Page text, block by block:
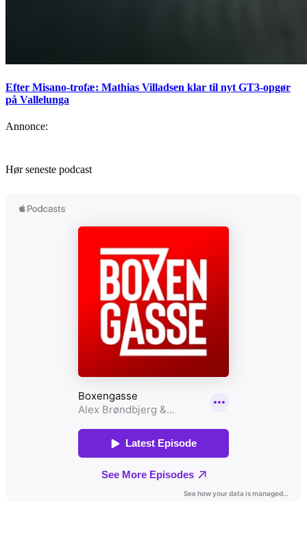
Efter Misano-trofæ: Mathias Villadsen klar til nyt GT3-opgør
på Vallelunga
Annonce:
Hør seneste podcast